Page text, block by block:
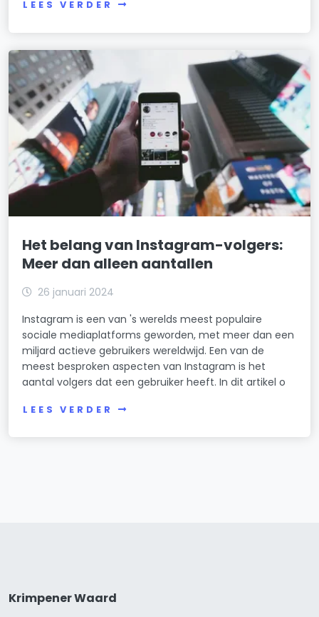
LEES VERDER
Het belang van Instagram-volgers:
Meer dan alleen aantallen
26 januari 2024
Instagram is een van 's werelds meest populaire
sociale mediaplatforms geworden, met meer dan een
miljard actieve gebruikers wereldwijd. Een van de
meest besproken aspecten van Instagram is het
aantal volgers dat een gebruiker heeft. In dit artikel o
LEES VERDER
Krimpener Waard